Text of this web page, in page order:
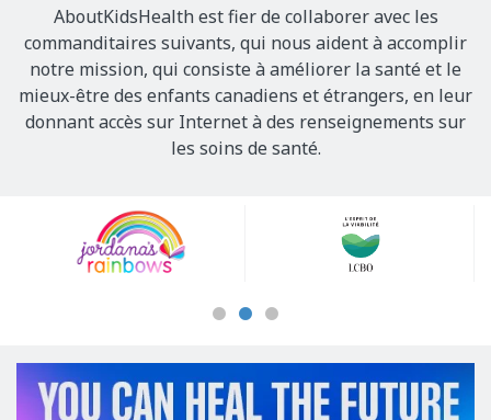
AboutKidsHealth est fier de collaborer avec les
commanditaires suivants, qui nous aident à accomplir
notre mission, qui consiste à améliorer la santé et le
mieux-être des enfants canadiens et étrangers, en leur
donnant accès sur Internet à des renseignements sur
les soins de santé.
Sponsors